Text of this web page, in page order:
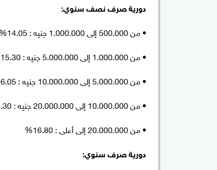
دورية صرف نصف سنوي:
• من 500.000 إلى 1.000.000 جنيه : 14.05%
• من 1.000.000 إلى 5.000.000 جنيه : 15.30%
• من 5.000.000 إلى 10.000.000 جنيه : 16.05%
• من 10.000.000 إلى 20.000.000 جنيه : 16.30%
• من 20.000.000 إلى أعلى : 16.80%
دورية صرف سنوي: